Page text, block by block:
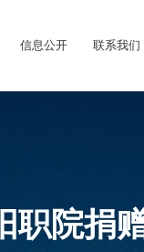
信息公开 联系我们
职院捐